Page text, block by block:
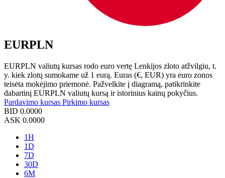
EURPLN
EURPLN valiutų kursas rodo euro vertę Lenkijos zloto atžvilgiu, t.
y. kiek zlotų sumokame už 1 eurą. Euras (€, EUR) yra euro zonos
teisėta mokėjimo priemonė. Pažvelkite į diagramą, patikrinkite
dabartinį EURPLN valiutų kursą ir istorinius kainų pokyčius.
Pardavimo kursas Pirkimo kursas
BID 0.0000
ASK 0.0000
1H
1D
7D
30D
6M